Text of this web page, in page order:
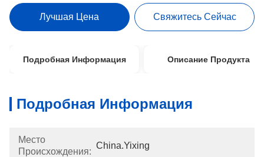
Лучшая Цена Свяжитесь Сейчас
Подробная Информация Описание Продукта
Подробная Информация
Место
Происхождения:
China.Yixing